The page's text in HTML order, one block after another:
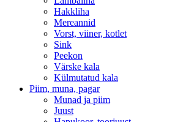
Hakkliha
Mereannid
Vorst, viiner, kotlet
Sink
Peekon
Värske kala
Külmutatud kala
Piim, muna, pagar
Munad ja piim
Juust